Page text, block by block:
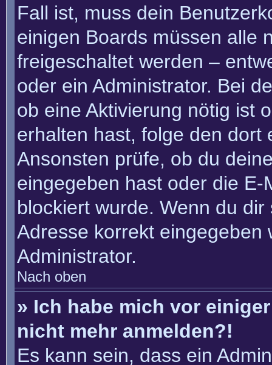
Fall ist, muss dein
einigen Boards müssen alle
freigeschaltet werden –
oder ein Administrator. Bei
ob eine Aktivierung nötig ist
erhalten hast, folge den dort
Ansonsten prüfe, ob du
eingegeben hast oder die
blockiert wurde. Wenn du
Adresse korrekt
Administrator.
Nach oben
» Ich habe mich vor
nicht mehr anmelden?!
Es kann sein, dass ein